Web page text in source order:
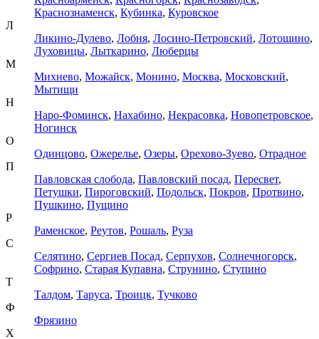
Краснознаменск, Кубинка, Куровское
Л
Ликино-Дулево, Лобня, Лосино-Петровский, Лотошино,
Луховицы, Лыткарино, Люберцы
М
Михнево, Можайск, Монино, Москва, Московский,
Мытищи
Н
Наро-Фоминск, Нахабино, Некрасовка, Новопетровское,
Ногинск
О
Одинцово, Ожерелье, Озеры, Орехово-Зуево, Отрадное
П
Павловская слобода, Павловский посад, Пересвет,
Петушки, Пироговский, Подольск, Покров, Протвино,
Пушкино, Пущино
Р
Раменское, Реутов, Рошаль, Руза
С
Селятино, Сергиев Посад, Серпухов, Солнечногорск,
Софрино, Старая Купавна, Струнино, Ступино
Т
Талдом, Таруса, Троицк, Тучково
Ф
Фрязино
Х